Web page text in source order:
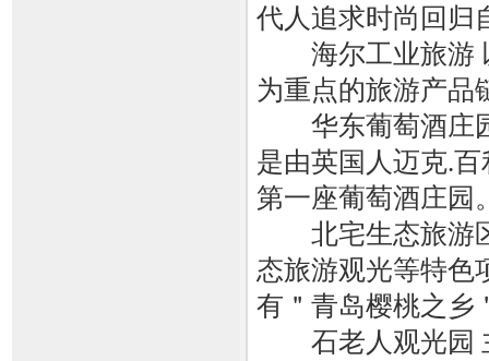
代人追求时尚回归
海尔工业旅游
为重点的旅游产品
华东葡萄酒庄园
是由英国人迈克.
第一座葡萄酒庄园
北宅生态旅游区
态旅游观光等特色
有＂青岛樱桃之乡
石老人观光园